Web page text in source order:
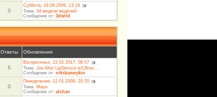
0
Суббота, 19.09.2009, 13:14
Тема: 3d модели моделей
Сообщение от: 3dwild
Ответы Обновления
5
Воскресенье, 22.01.2017, 08:57
Тема: Joe Alter LipService w/LBrus...
Сообщение от: nikskameykin
0
Понедельник, 12.01.2009, 20:20
Тема: Maya
Сообщение от: alzhan